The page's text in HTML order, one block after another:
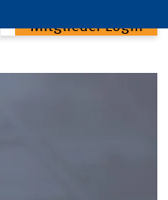
Mitglieder Login